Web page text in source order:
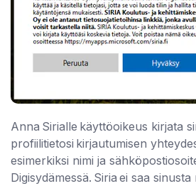
Anna Sirialle käyttöoikeus kirjata
profiilitietosi kirjautumisen
esimerkiksi nimi ja
Digisydämessä. Siria ei saa